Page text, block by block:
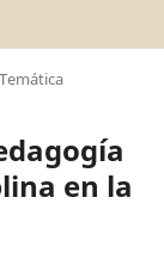
en la